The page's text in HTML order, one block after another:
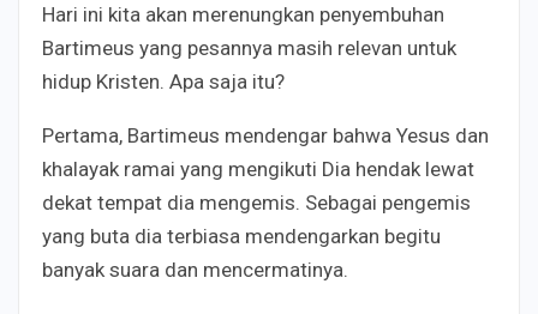
Hari ini kita akan merenungkan penyembuhan
Bartimeus yang pesannya masih relevan untuk
hidup Kristen. Apa saja itu?
Pertama, Bartimeus mendengar bahwa Yesus dan
khalayak ramai yang mengikuti Dia hendak lewat
dekat tempat dia mengemis. Sebagai pengemis
yang buta dia terbiasa mendengarkan begitu
banyak suara dan mencermatinya.